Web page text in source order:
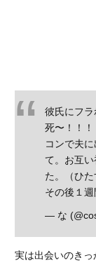
彼氏にフ
死〜！！
コンで夫
て。お互
た。（ひ
その後１
— な
実は出会いのき